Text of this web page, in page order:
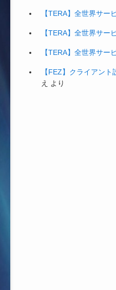
【TERA】全世界サー
【TERA】全世界サー
【TERA】全世界サー
【FEZ】クライアント
え
より